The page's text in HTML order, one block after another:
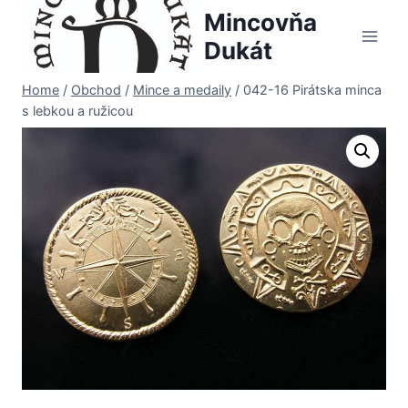
content
Mincovňa
Dukát
Home / Obchod / Mince a medaily / 042-16 Pirátska minca
s lebkou a ružicou